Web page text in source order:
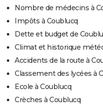
Nombre de médecins à
Impôts à Coublucq
Dette et budget de
Climat et historique
Accidents de la route à
Classement des lycées à
Ecole à Coublucq
Crèches à Coublucq